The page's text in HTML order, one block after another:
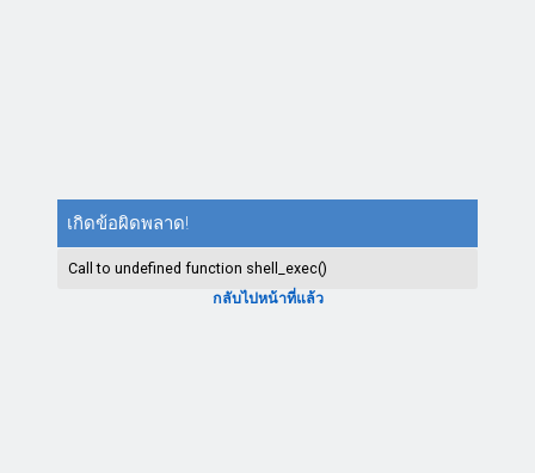
เกิดข้อผิดพลาด!
Call to undefined function shell_exec()
กลับไปหน้าที่แล้ว